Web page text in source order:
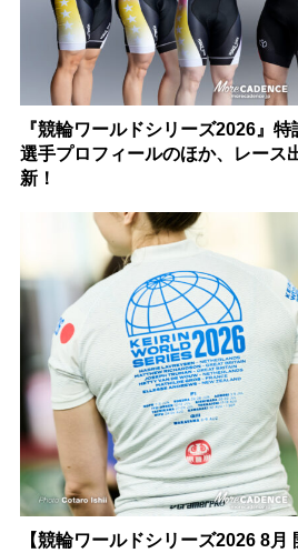
『競輪ワールドシリーズ2026』
選手プロフィールのほか、レース
新！
【競輪ワールドシリーズ2026 8